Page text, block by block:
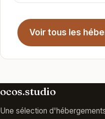
Voir tous les
ocos.studio
Une sélection